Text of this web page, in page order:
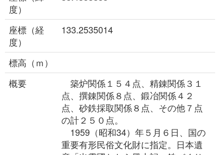
度）
座標（経
度）
133.2535014
標高（ｍ）
概要
築炉関係１５４点、精錬関係３１
点、撰錬関係８点、鍛冶関係４２
点、砂鉄採取関係８点、その他７点
の計２５０点。
1959（昭和34）年５月６日、国の
重要有形民俗文化財に指定。日本遺